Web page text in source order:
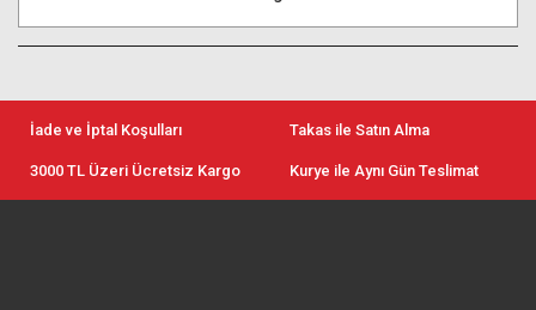
İade ve İptal Koşulları Takas ile Satın Alma
3000 TL Üzeri Ücretsiz Kargo Kurye ile Aynı Gün Teslimat